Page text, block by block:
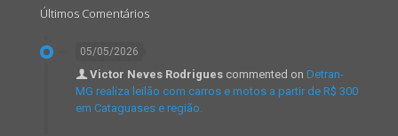
Últimos Comentários
05/05/2026
Victor Neves Rodrigues commented on Detran-
MG realiza leilão com carros e motos a partir de R$ 300
em Cataguases e região.